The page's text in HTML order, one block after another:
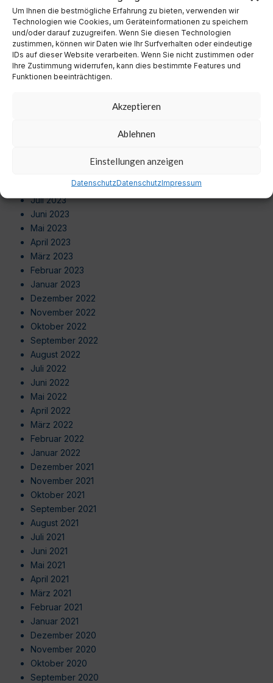
Um Ihnen die bestmögliche Erfahrung zu bieten, verwenden wir
Technologien wie Cookies, um Geräteinformationen zu speichern
und/oder darauf zuzugreifen. Wenn Sie diesen Technologien
zustimmen, können wir Daten wie Ihr Surfverhalten oder eindeutige
IDs auf dieser Website verarbeiten. Wenn Sie nicht zustimmen oder
Ihre Zustimmung widerrufen, kann dies bestimmte Features und
Funktionen beeinträchtigen.
Akzeptieren
Ablehnen
Einstellungen anzeigen
DatenschutzDatenschutzImpressum
August 2024
Juli 2024
Juni 2024
Mai 2024
April 2024
August 2023
Juli 2023
Juni 2023
Mai 2023
April 2023
März 2023
Februar 2023
Januar 2023
Dezember 2022
November 2022
Oktober 2022
September 2022
August 2022
Juli 2022
Juni 2022
Mai 2022
April 2022
März 2022
Februar 2022
Januar 2022
Dezember 2021
November 2021
Oktober 2021
September 2021
August 2021
Juli 2021
Juni 2021
Mai 2021
April 2021
März 2021
Februar 2021
Januar 2021
Dezember 2020
November 2020
Oktober 2020
September 2020